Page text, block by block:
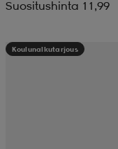
Suositushinta 11,99
Koulunalkutarjous